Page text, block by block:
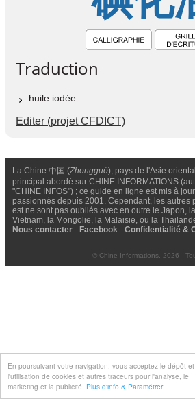
En poursuivant votre navigation, vous acceptez le dépôt et
l'utilisation de cookies et autres traceurs pour l'analyse, le
marketing et la publicité. Plus d'info & Paramétrer
Traduction
huile iodée
Editer (projet CFDICT)
La Chine 中国 (Zhongguó), pays de l'Asie
principal abordé sur CHINE INFORMATIONS
"CHINE INFOS") ; ce guide en ligne est mis à
passionnés depuis 2001. Cependant, les autres
est ne sont pas oubliés avec en outre le Japon,
Vietnam, la Mongolie, la Malaisie, ou la
Nous contacter - Facebook - Confidentialité &
© Chine Informations, 2026 -